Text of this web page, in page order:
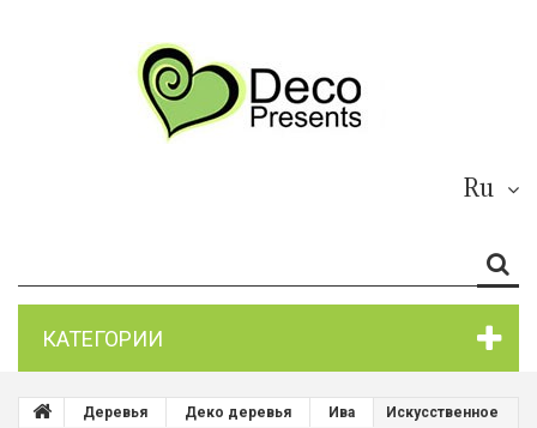
Ru
КАТЕГОРИИ
Деревья Деко деревья Ива
Искусственное